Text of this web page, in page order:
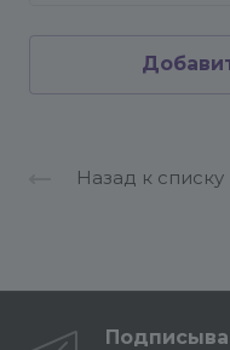
Назад к списку